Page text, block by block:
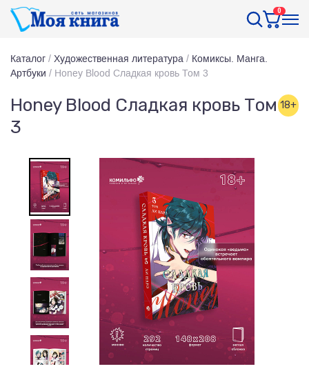
0
Каталог / Художественная литература / Комиксы. Манга.
Артбуки / Honey Blood Сладкая кровь Том 3
Honey Blood Сладкая кровь Том
3
18+